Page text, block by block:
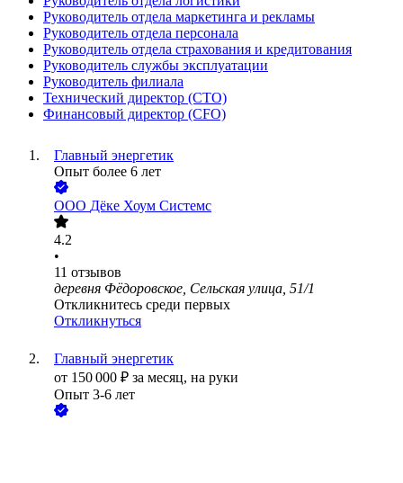
Руководитель отдела маркетинга и рекламы
Руководитель отдела персонала
Руководитель отдела страхования и кредитования
Руководитель службы эксплуатации
Руководитель филиала
Технический директор (CTO)
Финансовый директор (CFO)
Главный энергетик
Опыт более 6 лет
ООО Дёке Хоум Системс
4.2
•
11 отзывов
деревня Фёдоровское, Сельская улица, 51/1
Откликнитесь среди первых
Откликнуться
Главный энергетик
от 150 000 ₽ за месяц, на руки
Опыт 3-6 лет